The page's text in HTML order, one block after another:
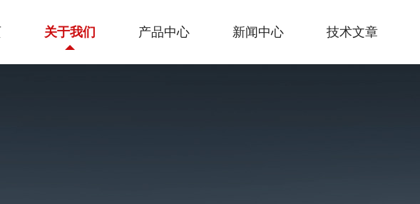
关于我们 产品中心 新闻中心 技术文章